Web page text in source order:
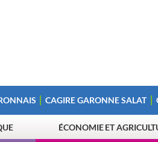
CAGIRE GARONNE SALAT
ÉCONOMIE ET